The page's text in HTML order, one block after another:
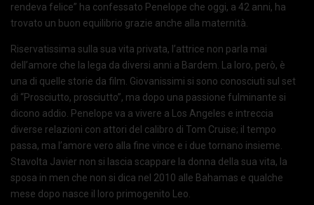
rendeva felice” ha confessato Penelope che oggi, a 42 anni, ha
trovato un buon equilibrio grazie anche alla maternità.
Riservatissima sulla sua vita privata, l’attrice non parla mai
dell’amore che la lega da diversi anni a Bardem. La loro, però, è
una di quelle storie da film. Giovanissimi si sono conosciuti sul set
di “Prosciutto, prosciutto”, ma dopo una passione fulminante si
dicono addio. Penelope va a vivere a Los Angeles e intreccia
diverse relazioni con attori del calibro di Tom Cruise; il tempo
passa, ma l’amore vero alla fine vince e i due tornano insieme.
Stavolta Javier non si lascia scappare la donna della sua vita, la
sposa in men che non si dica nel 2010 alle Bahamas e qualche
mese dopo nasce il loro primogenito Leo.